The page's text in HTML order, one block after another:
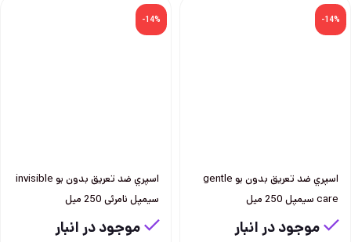
-14%
اسپري ضد تعريق بدون بو gentle
care سيمپل 250 ميل
موجود در انبار
-14%
اسپري ضد تعريق بدون بو invisible
سيمپل نامرئی 250 ميل
موجود در انبار